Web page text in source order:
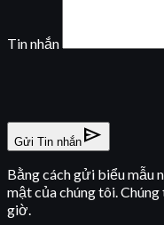
Tin nhắn
Gửi Tin nhắn send
Bằng cách gửi biểu mẫu
mật của chúng tôi.
giờ.